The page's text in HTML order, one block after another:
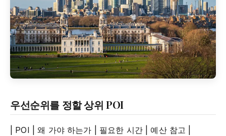
우선순위를 정할 상위 POI
| POI | 왜 가야 하는가 | 필요한 시간 | 예산 참고 |